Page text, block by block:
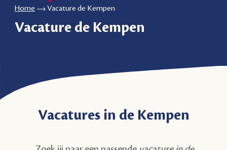
Home Vacature de Kempen
Vacature de Kempen
Vacatures in de Kempen